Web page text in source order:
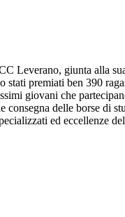
Leverano, giunta alla
premiati ben 390
giovani che
consegna delle borse di
ed eccellenze